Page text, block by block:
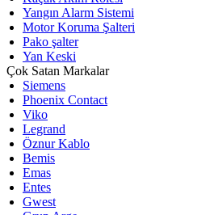
Yangın Alarm Sistemi
Motor Koruma Şalteri
Pako şalter
Yan Keski
Çok Satan Markalar
Siemens
Phoenix Contact
Viko
Legrand
Öznur Kablo
Bemis
Emas
Entes
Gwest